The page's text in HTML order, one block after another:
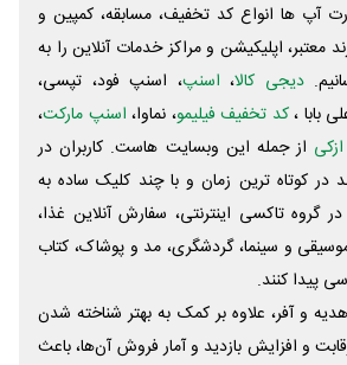
آپ ها انواع کد تخفیف، مسابقه، کمپین و
معتبر، اپلیکیشن و مراکز خدمات آنلاین را به
دیجی کالا، اسنپ، اسنپ فود، تپسی،
بابا ،کد تخفیف فیلیمو، نماوا، اسنپ مارکت،
ازکی از جمله این وبسایت ‌هاست. کاربران در
در کوتاه ترین زمان و با چند کلیک ساده به
گروه تاکسی اینترنتی، سفارش آنلاین غذا،
موسیقی و سینما، گردشگری، مد و پوشاک، کتاب
پیدا کنند.
و آفر، علاوه بر کمک به بهتر شناخته شدن
و افزایش بازدید و آمار فروش آن‌ها، باعث